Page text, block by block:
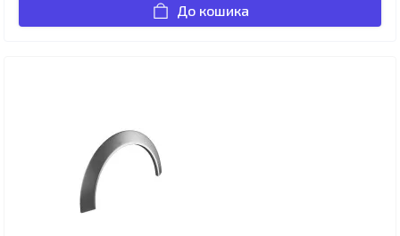
До кошика